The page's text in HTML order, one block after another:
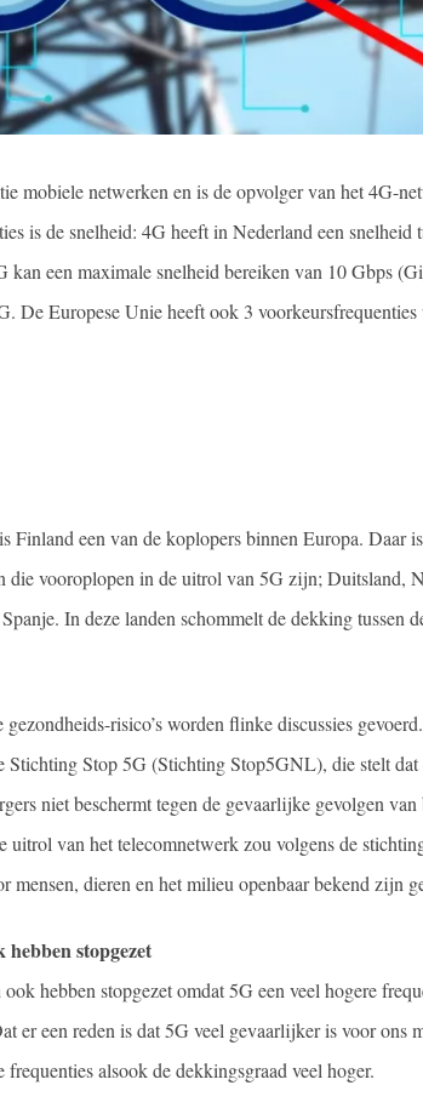
mobiele netwerken en is de opvolger van het 4G-
is de snelheid: 4G heeft in Nederland een snelheid
kan een maximale snelheid bereiken van 10 Gbps
De Europese Unie heeft ook 3 voorkeursfrequenties
Finland een van de koplopers binnen Europa. Daar
die vooroplopen in de uitrol van 5G zijn; Duitsland,
In deze landen schommelt de dekking tussen
risico’s worden flinke discussies
Stichting Stop 5G (Stichting Stop5GNL), die stelt dat
niet beschermt tegen de gevaarlijke gevolgen
uitrol van het telecomnetwerk zou volgens de
mensen, dieren en het milieu openbaar bekend zijn
stopgezet
hebben stopgezet omdat 5G een veel hogere
er een reden is dat 5G veel gevaarlijker is voor ons
alsook de dekkingsgraad veel hoger.